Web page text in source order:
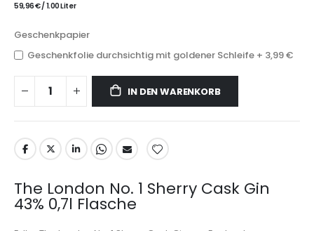
59,96 €/1.00 Liter
Geschenkpapier
Geschenkfolie durchsichtig mit goldener Schleife + 3,99 €
IN DEN WARENKORB
The London No. 1 Sherry Cask Gin
43% 0,7l Flasche